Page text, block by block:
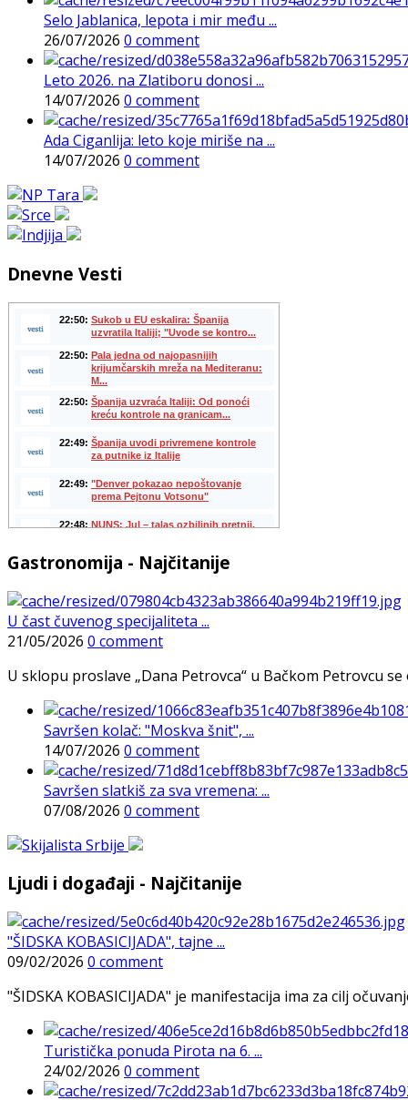
Selo Jablanica, lepota i mir među ...
26/07/2026 0 comment
Leto 2026. na Zlatiboru donosi ...
14/07/2026 0 comment
Ada Ciganlija: leto koje miriše na ...
14/07/2026 0 comment
Dnevne Vesti
Gastronomija - Najčitanije
U čast čuvenog specijaliteta ...
21/05/2026 0 comment
U sklopu proslave „Dana Petrovca“ u Bačkom Petrovcu
Savršen kolač: "Moskva šnit", ...
14/07/2026 0 comment
Savršen slatkiš za sva vremena: ...
07/08/2026 0 comment
Ljudi i događaji - Najčitanije
"ŠIDSKA KOBASICIJADA", tajne ...
09/02/2026 0 comment
"ŠIDSKA KOBASICIJADA" je manifestacija ima za cilj
Turistička ponuda Pirota na 6. ...
24/02/2026 0 comment